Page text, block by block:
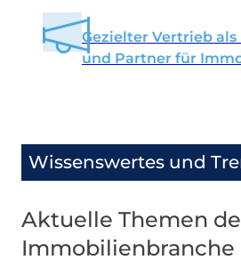
Gezielter Vertrieb
und Partner für
Wissenswertes und
Aktuelle Themen
Immobilienbranche